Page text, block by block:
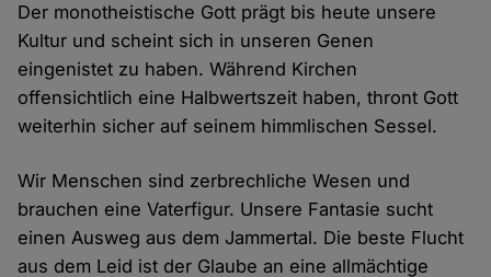
Der monotheistische Gott prägt bis heute unsere
Kultur und scheint sich in unseren Genen
eingenistet zu haben. Während Kirchen
offensichtlich eine Halbwertszeit haben, thront Gott
weiterhin sicher auf seinem himmlischen Sessel.
Wir Menschen sind zerbrechliche Wesen und
brauchen eine Vaterfigur. Unsere Fantasie sucht
einen Ausweg aus dem Jammertal. Die beste Flucht
aus dem Leid ist der Glaube an eine allmächtige